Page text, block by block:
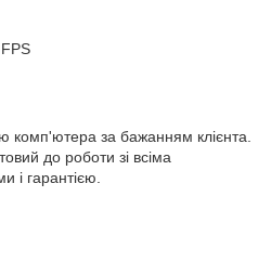
комп'ютера за бажанням клієнта.
до роботи зі всіма
і гарантією.